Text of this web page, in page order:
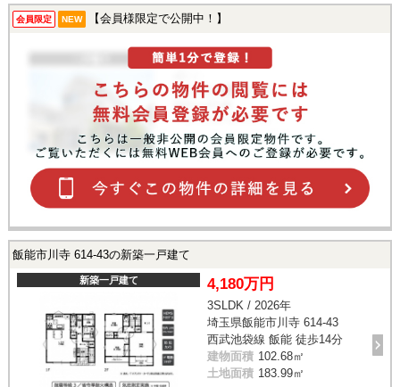
会員限定 NEW 【会員様限定で公開中！】
飯能市川寺 614-43の新築一戸建て
新築一戸建て 4,180万円
3SLDK / 2026年
埼玉県飯能市川寺 614-43
西武池袋線 飯能 徒歩14分
建物面積 102.68㎡
土地面積 183.99㎡